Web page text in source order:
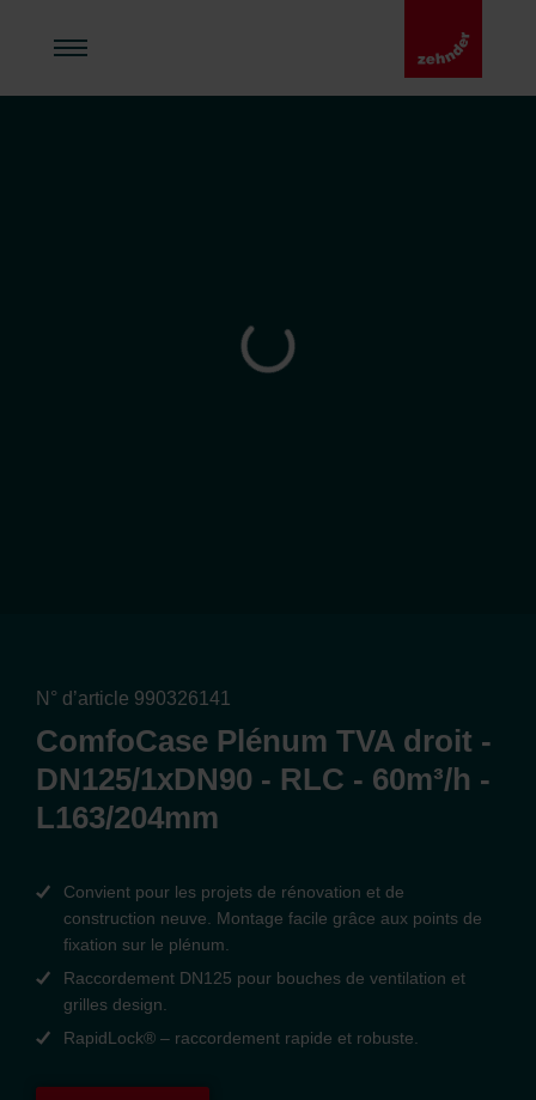
N° d’article 990326141
ComfoCase Plénum TVA droit -
DN125/1xDN90 - RLC - 60m³/h -
L163/204mm
Convient pour les projets de rénovation et de
construction neuve. Montage facile grâce aux points de
fixation sur le plénum.
Raccordement DN125 pour bouches de ventilation et
grilles design.
RapidLock® – raccordement rapide et robuste.